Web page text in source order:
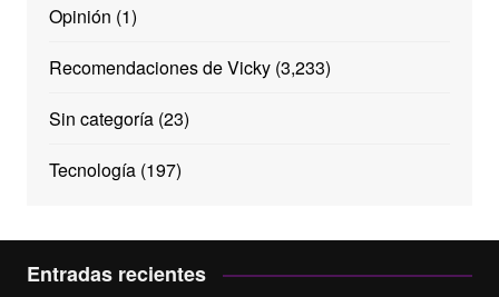
Opinión (1)
Recomendaciones de Vicky(3,233)
Sin categoría(23)
Tecnología(197)
Entradas recientes